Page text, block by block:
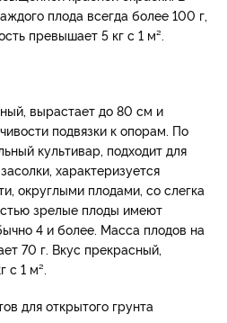
плода всегда более 100 г,
превышает 5 кг с 1 м².
вырастает до 80 см и
подвязки к опорам. По
культивар, подходит для
характеризуется
округлыми плодами, со слегка
зрелые плоды имеют
4 и более. Масса плодов на
70 г. Вкус прекрасный,
с 1 м².